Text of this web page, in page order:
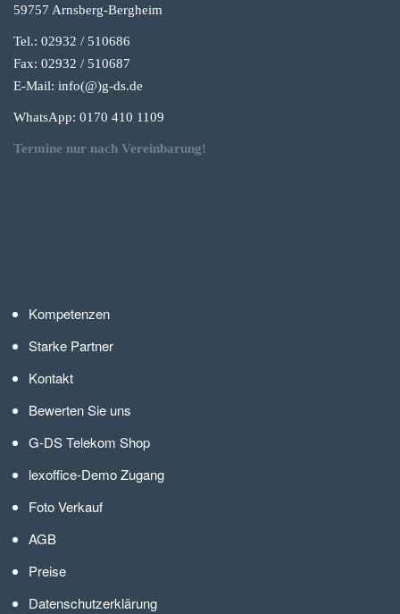
59757 Arnsberg-Bergheim
Tel.: 02932 / 510686
Fax: 02932 / 510687
E-Mail: info(@)g-ds.de
WhatsApp: 0170 410 1109
Termine nur nach Vereinbarung!
Kompetenzen
Starke Partner
Kontakt
Bewerten Sie uns
G-DS Telekom Shop
lexoffice-Demo Zugang
Foto Verkauf
AGB
Preise
Datenschutzerklärung